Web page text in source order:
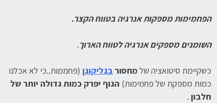
הפחמימות מספקות אנרגיה בטווח הקצר.
השומנים מספקים אנרגיה לטווח הארוך.
כשקיימת סיטואציה של מחסור בגליקוגן (פחממות..כי לא אכלנו
כמות מספקת של פחמימות) הגוף יפרק כמות גדולה יותר של
חלבון .